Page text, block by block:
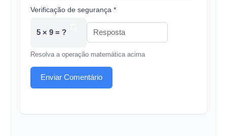
Verificação de segurança *
5 × 9 = ?
Resolva a operação matemática acima
Enviar Comentário